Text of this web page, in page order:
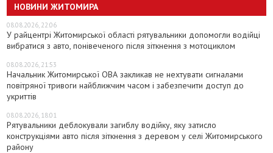
НОВИНИ ЖИТОМИРА
08.08.2026, 22:06
У райцентрі Житомирської області рятувальники допомогли водійці
вибратися з авто, понівеченого після зіткнення з мотоциклом
08.08.2026, 21:53
Начальник Житомирської ОВА закликав не нехтувати сигналами
повітряної тривоги найближчим часом і забезпечити доступ до
укриттів
08.08.2026, 18:01
Рятувальники деблокували загиблу водійку, яку затисло
конструкціями авто після зіткнення з деревом у селі Житомирського
району